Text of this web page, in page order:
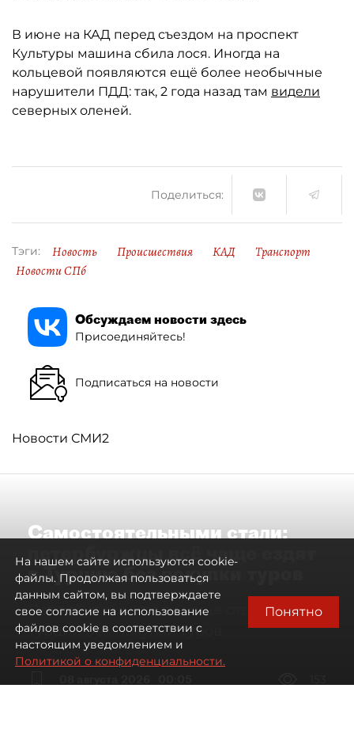
В июне на КАД перед съездом на проспект
Культуры машина сбила лося. Иногда на
кольцевой появляются ещё более необычные
нарушители ПДД: так, 2 года назад там видели
северных оленей.
Поделиться:
Тэги: Новость Происшествия КАД
Транспорт
Новости СПб
Обсуждаем новости здесь
Присоединяйтесь!
Подписаться на новости
Новости СМИ2
Самостоятельными стали:
петербуржцы всё чаще ездят
в Турцию без покупки туров
Петербуржцы стали чаще отдыхать в
Турции без покупки туров
На нашем сайте используются cookie-
файлы. Продолжая пользоваться
данным сайтом, вы подтверждаете
свое согласие на использование
файлов cookie в соответствии с
настоящим уведомлением и
Политикой о конфиденциальности.
Понятно